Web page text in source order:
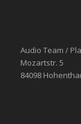
Audio Team /
Mozartstr. 5
84098